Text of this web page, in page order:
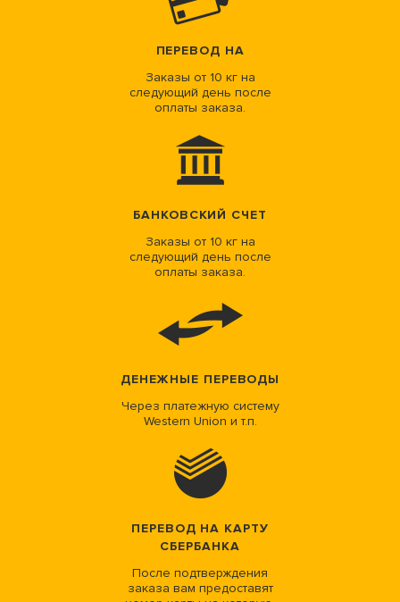
ПЕРЕВОД НА
Заказы от 10 кг на
следующий день после
оплаты заказа.
БАНКОВСКИЙ СЧЕТ
Заказы от 10 кг на
следующий день после
оплаты заказа.
ДЕНЕЖНЫЕ ПЕРЕВОДЫ
Через платежную систему
Western Union и т.п.
ПЕРЕВОД НА КАРТУ
СБЕРБАНКА
После подтверждения
заказа вам предоставят